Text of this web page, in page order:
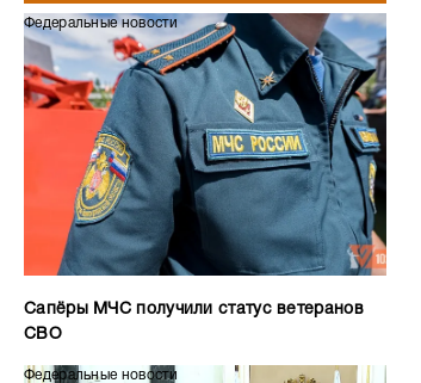
Федеральные новости
Сапёры МЧС получили статус ветеранов
СВО
Федеральные новости